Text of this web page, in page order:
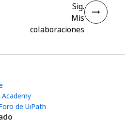
Sig.
Mis
colaboraciones
de UiPath